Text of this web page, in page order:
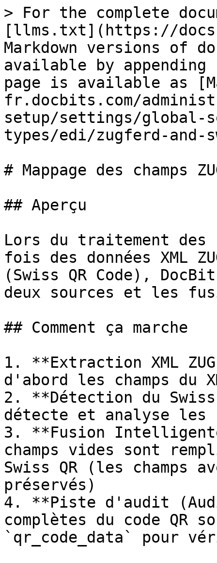
> For the complete
[llms.txt](https://
Markdown versions of
available by
page is available as
fr.docbits.com/
setup/settings/global-
types/edi/zugferd-and-
# Mappage des champs
## Aperçu
Lors du traitement des
fois des données XML
(Swiss QR Code),
deux sources et les
## Comment ça marche
1. **Extraction XML
d'abord les champs du
2. **Détection du
détecte et analyse les
3. **Fusion
champs vides sont
Swiss QR (les champs
préservés)
4. **Piste d'audit
complètes du code QR
`qr_code_data` pour